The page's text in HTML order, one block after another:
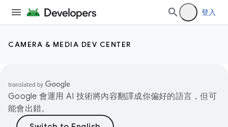
登入
CAMERA & MEDIA DEV CENTER
Google 會運用 AI 技術將內容翻譯成你偏好的語言，但可
能會出錯。